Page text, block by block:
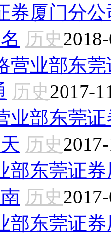
券厦门分公
历史
营业部东
历史2017-
业部东莞
历史
部东莞证
历史
部东莞证